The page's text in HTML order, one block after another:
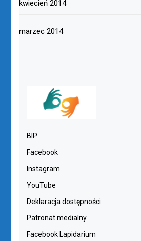
kwiecień 2014
marzec 2014
BIP
Facebook
Instagram
YouTube
Deklaracja dostępności
Patronat medialny
Facebook Lapidarium